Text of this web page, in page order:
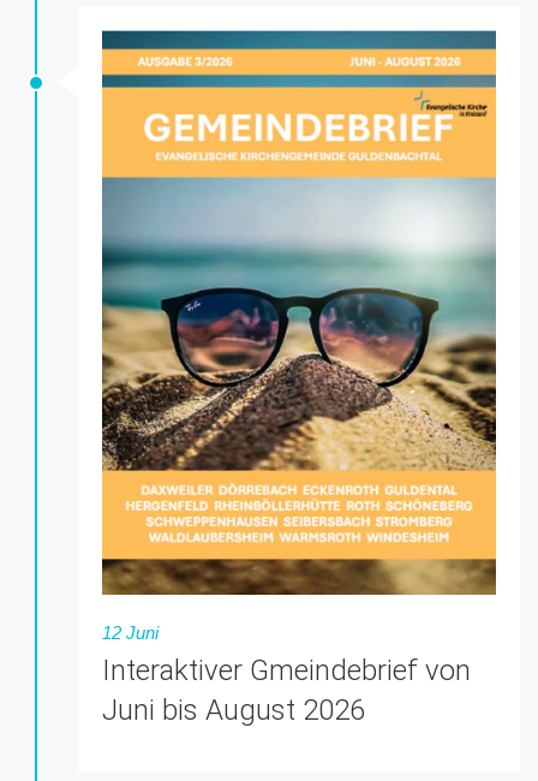
12 Juni
Interaktiver Gmeindebrief von
Juni bis August 2026